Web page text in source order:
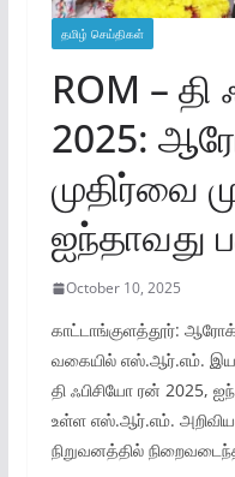
தமிழ் செய்திகள்
ROM – தி
2025:
முதிர்வை
ஐந்தாவது
October 10, 2025
காட்டாங்குளத்தூர்:
வகையில் எஸ்.ஆர்.எம்.
தி ஃபிசியோ ரன் 2025,
உள்ள எஸ்.ஆர்.எம்.
நிறுவனத்தில்